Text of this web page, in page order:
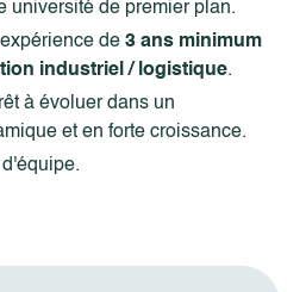
université de premier plan.
de3 ans minimum
industriel / logistique.
à évoluer dans un
et en forte croissance.